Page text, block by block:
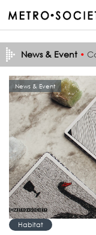
News & Event •
News & Event
Habitat